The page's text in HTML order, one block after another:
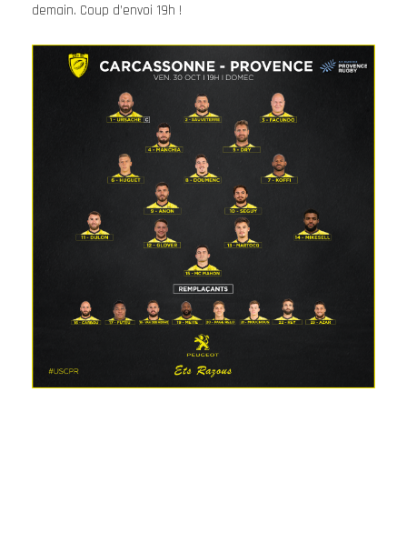
demain. Coup d’envoi 19h !